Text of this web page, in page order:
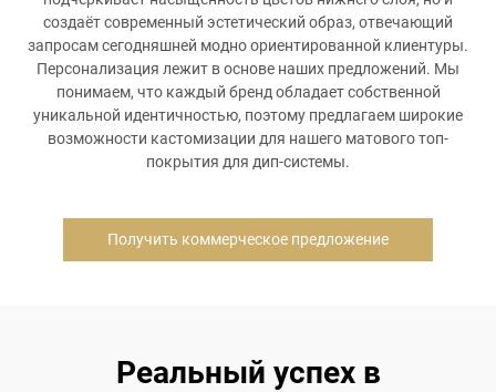
создаёт современный эстетический образ, отвечающий
запросам сегодняшней модно ориентированной клиентуры.
Персонализация лежит в основе наших предложений. Мы
понимаем, что каждый бренд обладает собственной
уникальной идентичностью, поэтому предлагаем широкие
возможности кастомизации для нашего матового топ-
покрытия для дип-системы.
Получить коммерческое предложение
Реальный успех в